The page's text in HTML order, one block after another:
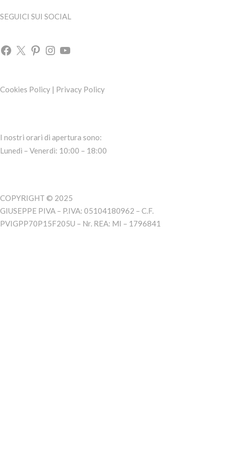
SEGUICI SUI SOCIAL
Cookies Policy | Privacy Policy
I nostri orari di apertura sono:
Lunedì – Venerdì: 10:00 – 18:00
COPYRIGHT © 2025
GIUSEPPE PIVA – P.IVA: 05104180962 – C.F.
PVIGPP70P15F205U – Nr. REA: MI – 1796841